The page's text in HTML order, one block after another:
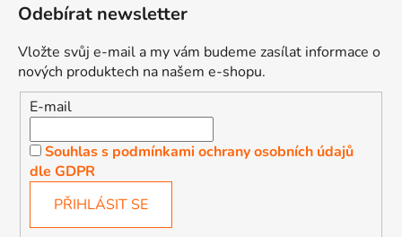
Odebírat newsletter
Vložte svůj e-mail a my vám budeme zasílat informace o
nových produktech na našem e-shopu.
E-mail
Souhlas s podmínkami ochrany osobních údajů
dle GDPR
PŘIHLÁSIT SE